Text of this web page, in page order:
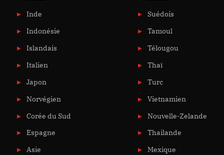
Inde
Indonésie
Islandais
Italien
Japon
Norvégien
Corée du Sud
Espagne
Asie
Suédois
Tamoul
Télougou
Thaï
Turc
Vietnamien
Nouvelle-Zelande
Thailande
Mexique